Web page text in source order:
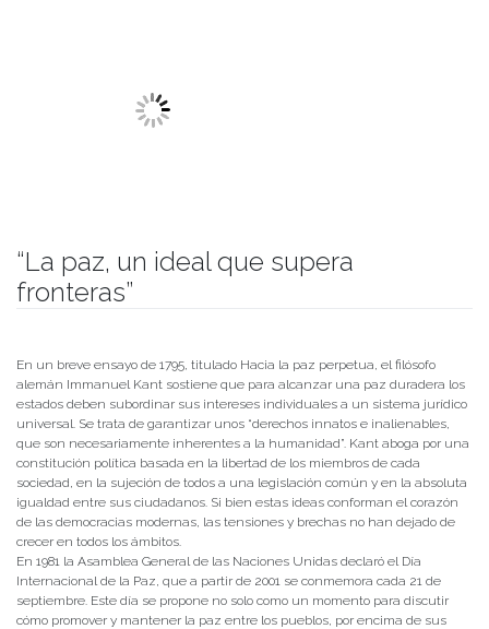
“La paz, un ideal que supera
fronteras”
En un breve ensayo de 1795, titulado Hacia la paz perpetua, el filósofo
alemán Immanuel Kant sostiene que para alcanzar una paz duradera los
estados deben subordinar sus intereses individuales a un sistema jurídico
universal. Se trata de garantizar unos “derechos innatos e inalienables,
que son necesariamente inherentes a la humanidad”. Kant aboga por una
constitución política basada en la libertad de los miembros de cada
sociedad, en la sujeción de todos a una legislación común y en la absoluta
igualdad entre sus ciudadanos. Si bien estas ideas conforman el corazón
de las democracias modernas, las tensiones y brechas no han dejado de
crecer en todos los ámbitos.
En 1981 la Asamblea General de las Naciones Unidas declaró el Día
Internacional de la Paz, que a partir de 2001 se conmemora cada 21 de
septiembre. Este día se propone no solo como un momento para discutir
cómo promover y mantener la paz entre los pueblos, por encima de sus